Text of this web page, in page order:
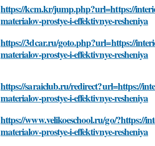
https://kcm.kr/jump.php?url=https://
materialov-prostye-i-effektivnye-resheniya
https://3dcar.ru/goto.php?url=https://
materialov-prostye-i-effektivnye-resheniya
https://saraiclub.ru/redirect?url=https://
materialov-prostye-i-effektivnye-resheniya
https://www.velikoeschool.ru/go/?https://
materialov-prostye-i-effektivnye-resheniya